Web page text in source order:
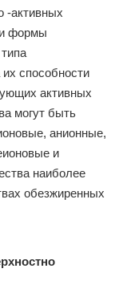
-активных
и формы
способности
активных
могут быть
анионные,
и
наиболее
обезжиренных